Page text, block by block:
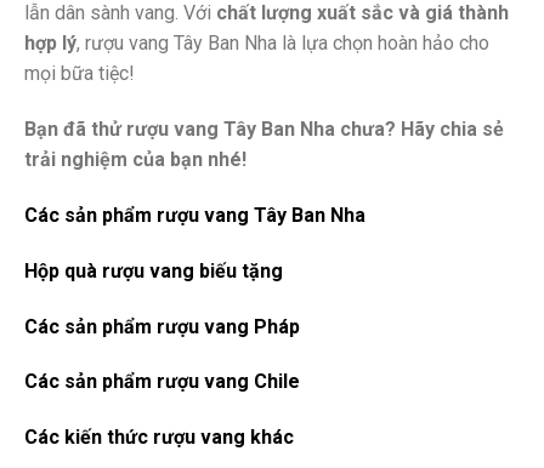
lẫn dân sành vang. Với chất lượng xuất sắc và giá thành
hợp lý, rượu vang Tây Ban Nha là lựa chọn hoàn hảo cho
mọi bữa tiệc!
Bạn đã thử rượu vang Tây Ban Nha chưa? Hãy chia sẻ
trải nghiệm của bạn nhé!
Các sản phẩm rượu vang Tây Ban Nha
Hộp quà rượu vang biếu tặng
Các sản phẩm rượu vang Pháp
Các sản phẩm rượu vang Chile
Các kiến thức rượu vang khác